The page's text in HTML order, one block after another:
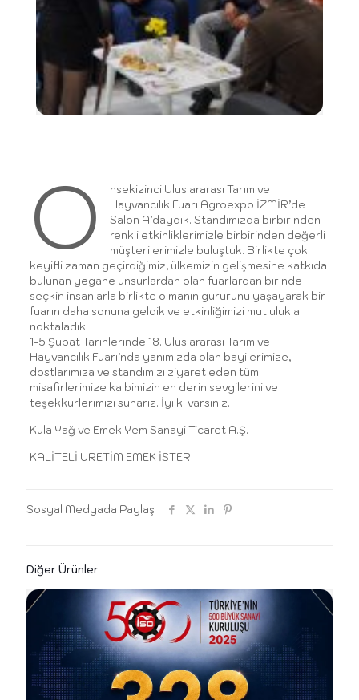
O
nsekizinci Uluslararası Tarım ve
Hayvancılık Fuarı Agroexpo İZMİR’de
Salon A’daydık. Standımızda birbirinden
renkli etkinliklerimizle birbirinden değerli
müşterilerimizle buluştuk. Birlikte çok
keyifli zaman geçirdiğimiz, ülkemizin gelişmesine katkıda
bulunan yegane unsurlardan olan fuarlardan birinde
seçkin insanlarla birlikte olmanın gururunu yaşayarak bir
fuarın daha sonuna geldik ve etkinliğimizi mutlulukla
noktaladık.
1-5 Şubat Tarihlerinde 18. Uluslararası Tarım ve
Hayvancılık Fuarı’nda yanımızda olan bayilerimize,
dostlarımıza ve standımızı ziyaret eden tüm
misafirlerimize kalbimizin en derin sevgilerini ve
teşekkürlerimizi sunarız. İyi ki varsınız.
Kula Yağ ve Emek Yem Sanayi Ticaret A.Ş.
KALİTELİ ÜRETİM EMEK İSTER!
Sosyal Medyada Paylaş
Diğer Ürünler